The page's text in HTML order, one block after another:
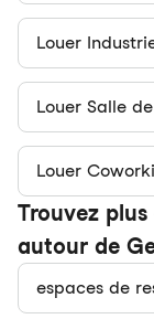
Louer
Louer Salle
Louer
Trouvez
autour de
espaces de